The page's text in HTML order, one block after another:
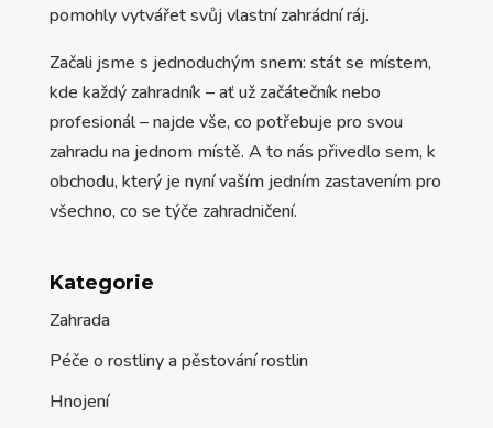
pomohly vytvářet svůj vlastní zahrádní ráj.
Začali jsme s jednoduchým snem: stát se místem,
kde každý zahradník – ať už začátečník nebo
profesionál – najde vše, co potřebuje pro svou
zahradu na jednom místě. A to nás přivedlo sem, k
obchodu, který je nyní vaším jedním zastavením pro
všechno, co se týče zahradničení.
Kategorie
Zahrada
Péče o rostliny a pěstování rostlin
Hnojení